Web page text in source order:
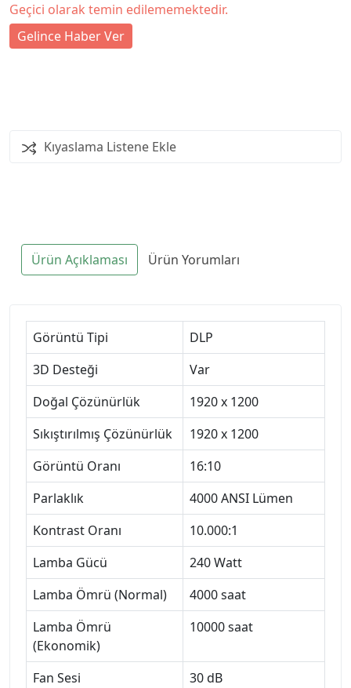
Geçici olarak temin edilememektedir.
Gelince Haber Ver
Kıyaslama Listene Ekle
Ürün Açıklaması Ürün Yorumları
Görüntü Tipi
DLP
3D Desteği
Var
Doğal Çözünürlük
1920 x 1200
Sıkıştırılmış Çözünürlük
1920 x 1200
Görüntü Oranı
16:10
Parlaklık
4000 ANSI Lümen
Kontrast Oranı
10.000:1
Lamba Gücü
240 Watt
Lamba Ömrü (Normal)
4000 saat
Lamba Ömrü
(Ekonomik)
10000 saat
Fan Sesi
30 dB